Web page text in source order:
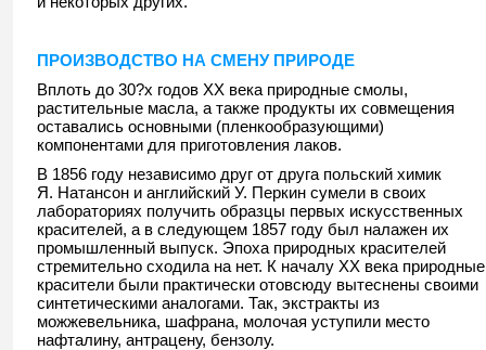
ПРОИЗВОДСТВО НА СМЕНУ ПРИРОДЕ
Вплоть до 30?х годов ХХ века природные смолы,
растительные масла, а также продукты их совмещения
оставались основными (пленкообразующими)
компонентами для приготовления лаков.
В 1856 году независимо друг от друга польский химик
Я. Натансон и английский У. Перкин сумели в своих
лабораториях получить образцы первых искусственных
красителей, а в следующем 1857 году был налажен их
промышленный выпуск. Эпоха природных красителей
стремительно сходила на нет. К началу ХХ века природные
красители были практически отовсюду вытеснены своими
синтетическими аналогами. Так, экстракты из
можжевельника, шафрана, молочая уступили место
нафталину, антрацену, бензолу.